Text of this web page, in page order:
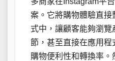
案。它將購物體驗直接
式中，讓顧客能夠瀏覽
節，甚至直接在應用程
購物便利性和轉換率。